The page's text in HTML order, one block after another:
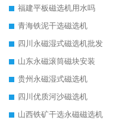
福建平板磁选机用水吗
青海铁泥干选磁选机
四川永磁湿式磁选机批发
山东永磁滚筒磁块安装
贵州永磁湿式磁选机
四川优质河沙磁选机
山西铁矿干选永磁磁选机